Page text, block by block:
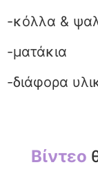
-κόλλα &
-ματάκια
-διάφορα
Βίντεο